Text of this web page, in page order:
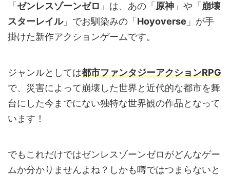
「 ゼンレスゾーンゼロ 」は、あの「 原神 」や「 崩壊
スターレイル」でお馴染みの「 Hoyoverse 」が手
掛けた新作アクションゲームです。
ジャンルとしては都市ファンタジーアクションRPG
で、災害によって崩壊した世界と近代的な都市を舞
台にした今までにない独特な世界観の作品となって
います！
でもこれだけではゼンレスゾーンゼロがどんなゲー
ムか分かりませんよね？しかも噂ではつまらないと